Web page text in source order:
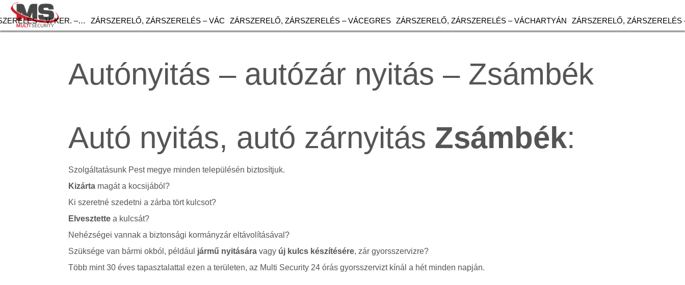
– V. KER. –… ZÁRSZERELŐ, ZÁRSZERELÉS – VÁC ZÁRSZERELŐ, ZÁRSZERELÉS – VÁCEGRES ZÁRSZERELŐ, ZÁRSZERELÉS – VÁCHARTYÁN ZÁRSZERELŐ, ZÁRSZERELÉS
Autónyitás – autózár nyitás – Zsámbék
Autó nyitás, autó zárnyitás Zsámbék:
Szolgáltatásunk Pest megye minden településén biztosítjuk.
Kizárta magát a kocsijából?
Ki szeretné szedetni a zárba tört kulcsot?
Elvesztette a kulcsát?
Nehézségei vannak a biztonsági kormányzár eltávolításával?
Szüksége van bármi okból, például jármű nyitására vagy új kulcs készítésére, zár gyorsszervizre?
Több mint 30 éves tapasztalattal ezen a területen, az Multi Security 24 órás gyorsszervizt kínál a hét minden napján.